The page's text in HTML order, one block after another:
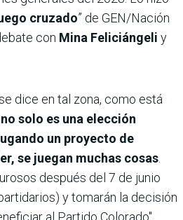
cruzado” de GEN/Nación
con Mina Feliciángeli y
dice en tal zona, como está
solo es una elección
un proyecto de
se juegan muchas cosas.
después del 7 de junio
y tomarán la decisión